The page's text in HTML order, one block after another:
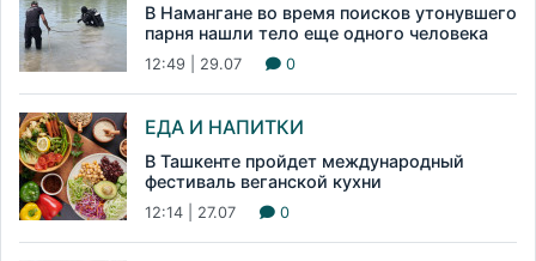
В Намангане во время поисков утонувшего
парня нашли тело еще одного человека
12:49 | 29.07 0
ЕДА И НАПИТКИ
В Ташкенте пройдет международный
фестиваль веганской кухни
12:14 | 27.07 0